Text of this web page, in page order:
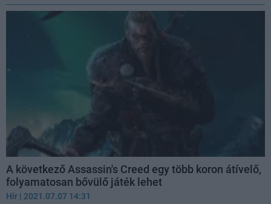
A következő Assassin's Creed egy több koron átívelő,
folyamatosan bővülő játék lehet
Hír | 2021.07.07 14:31